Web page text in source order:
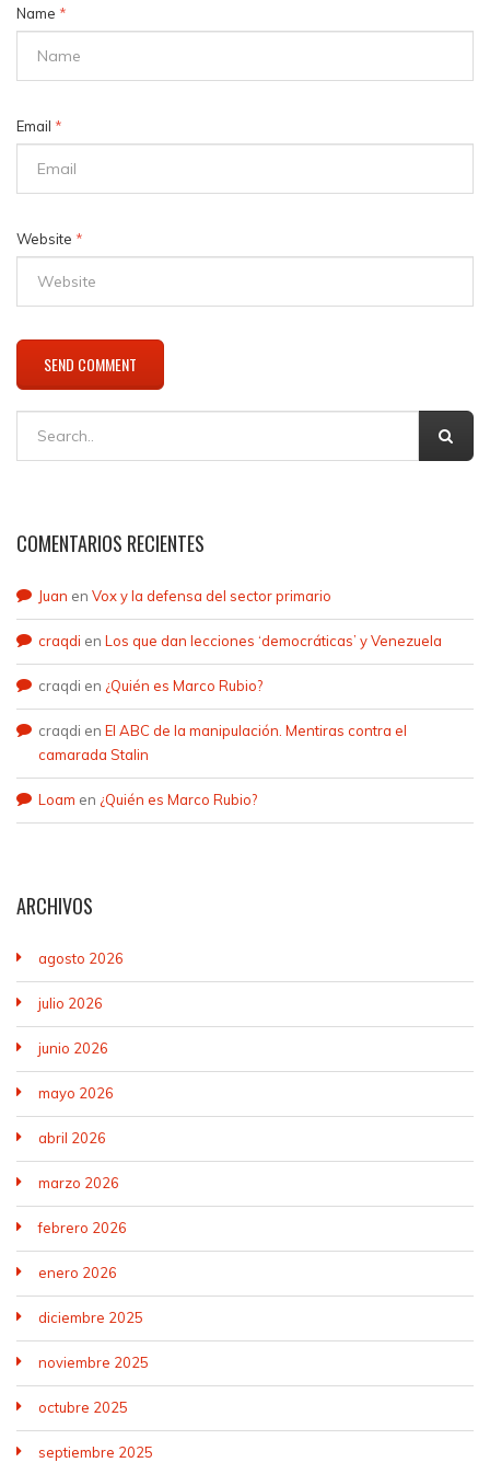
Name *
Email *
Website *
COMENTARIOS RECIENTES
Juan en Vox y la defensa del sector primario
craqdi en Los que dan lecciones ‘democráticas’ y Venezuela
craqdi en ¿Quién es Marco Rubio?
craqdi en El ABC de la manipulación. Mentiras contra el
camarada Stalin
Loam en ¿Quién es Marco Rubio?
ARCHIVOS
agosto 2026
julio 2026
junio 2026
mayo 2026
abril 2026
marzo 2026
febrero 2026
enero 2026
diciembre 2025
noviembre 2025
octubre 2025
septiembre 2025